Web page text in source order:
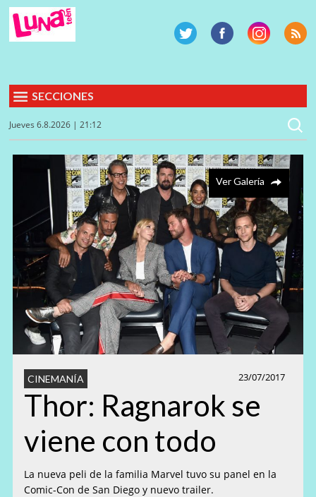
SECCIONES
Jueves 6.8.2026 | 21:12
Ver Galería
23/07/2017
CINEMANÍA
Thor: Ragnarok se
viene con todo
La nueva peli de la familia Marvel tuvo su panel en la
Comic-Con de San Diego y nuevo trailer.